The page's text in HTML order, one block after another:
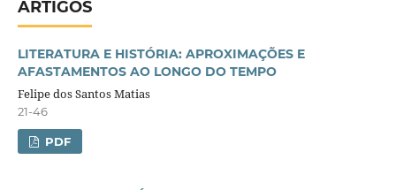
ARTIGOS
LITERATURA E HISTÓRIA: APROXIMAÇÕES E
AFASTAMENTOS AO LONGO DO TEMPO
Felipe dos Santos Matias
21-46
PDF